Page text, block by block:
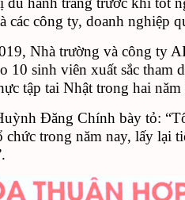
các công ty, doanh nghiệp
Nhà trường và công ty
10 sinh viên xuất sắc
tập tai Nhật trong hai
Đăng Chính bày tỏ:
chức trong năm nay, lấy lại